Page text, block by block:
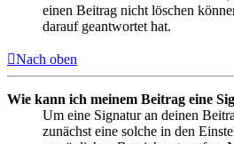
einen Beitrag nicht löschen
darauf geantwortet hat.
Nach oben
Wie kann ich meinem Beitrag eine
Um eine Signatur an deinen
zunächst eine solche in den